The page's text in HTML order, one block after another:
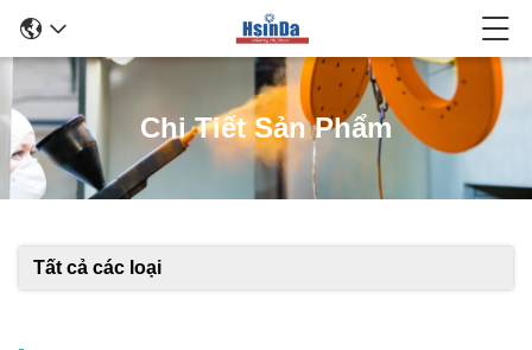
Chi Tiết Sản Phẩm
Tất cả các loại